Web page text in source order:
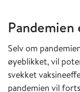
Selv om
øyeblikket, vil
svekket
pandemien vil